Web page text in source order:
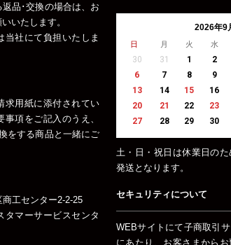
品･交換の場合は、お
いたします。
当社にて負担いたしま
求用紙に添付されてい
項をご記入のうえ、
をする商品と一緒にご
工センター2-2-25
マーサービスセンタ
2026年9
日 月 火 水
30 31 1 2
6
7 8 9
13
14 15 16
20
21 22 23
27
28 29 30
土・日・祝日は休業日の
発送となります。
セキュリティについて
WEBサイトにて子商取引
にあたり、お客さまから